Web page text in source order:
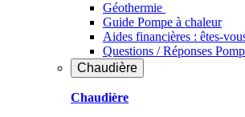
Géothermie
Guide Pompe à chaleur
Aides financières : êtes-
Questions / Réponses
Chaudière
Chaudière